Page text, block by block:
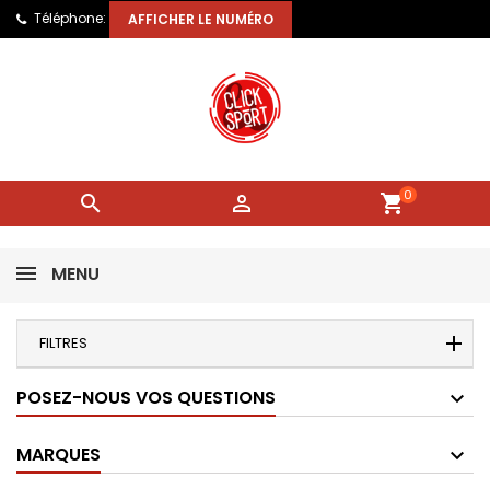
Téléphone: AFFICHER LE NUMÉRO
  shopping_cart0
MENU
FILTRES
POSEZ-NOUS VOS QUESTIONS
MARQUES